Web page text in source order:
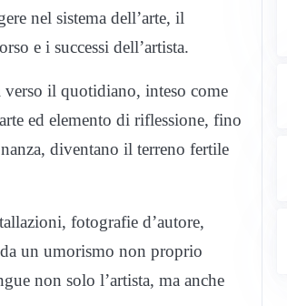
nel sistema dell’arte, il
e i successi dell’artista.
verso il quotidiano, inteso come
ed elemento di riflessione, fino
diventano il terreno fertile
fotografie d’autore,
un umorismo non proprio
non solo l’artista, ma anche